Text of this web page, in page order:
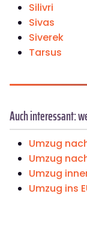
Silivri
Sivas
Siverek
Tarsus
Auch interessant:
Umzug
Umzug
Umzug
Umzug ins